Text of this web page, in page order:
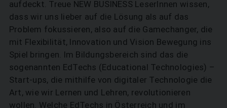
aufdeckt. Treue NEW BUSINESS LeserInnen wissen,
dass wir uns lieber auf die Lösung als auf das
Problem fokussieren, also auf die Gamechanger, die
mit Flexibilität, Innovation und Vision Bewegung ins
Spiel bringen. Im Bildungsbereich sind das die
sogenannten EdTechs (Educational Technologies) –
Start-ups, die mithilfe von digitaler Technologie die
Art, wie wir Lernen und Lehren, revolutionieren
wollen. Welche EdTechs in Österreich und im